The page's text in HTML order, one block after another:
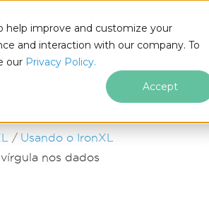
help improve and customize your
and interaction with our company. To
our Privacy Policy.
Accept
rodapé
Usando o IronXL
nos dados